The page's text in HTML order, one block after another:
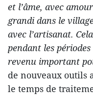
et l’âme, avec
grandi dans le
avec l’artisanat.
pendant les
revenu important
de nouveaux outils
le temps de